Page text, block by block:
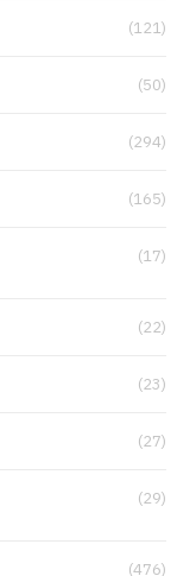
(121)
(50)
(294)
(165)
(17)
(22)
(23)
(27)
(29)
(476)